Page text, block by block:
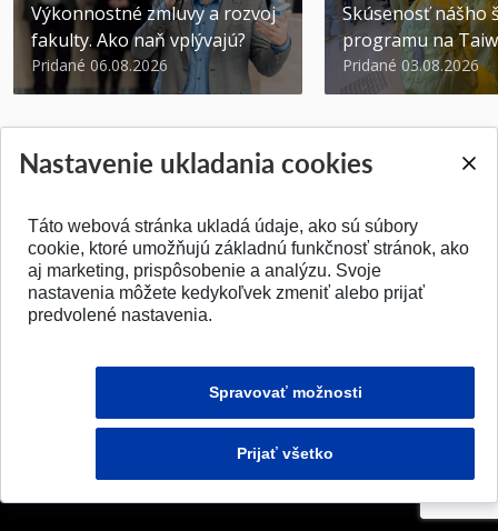
Výkonnostné zmluvy a rozvoj
fakulty. Ako naň vplývajú?
Pridané 06.08.2026
Skúsenosť nášho
programu na
Pridané 03.08.2026
SPÄŤ NA VRCH
Nastavenie ukladania cookies
Táto webová stránka ukladá údaje, ako sú súbory
cookie, ktoré umožňujú základnú funkčnosť stránok, ako
aj marketing, prispôsobenie a analýzu. Svoje
nastavenia môžete kedykoľvek zmeniť alebo prijať
predvolené nastavenia.
Spravovať možnosti
Prijať všetko